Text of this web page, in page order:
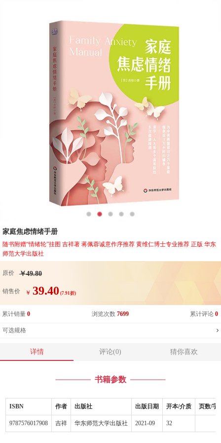
家庭焦虑情绪手册
随书附赠“情绪轮”挂图 吉祥著 蒋佩蓉诚意作序推荐 黄维仁博士专业推荐 正版 华东
师范大学出版社
原价 ￥49.80
销售价 ￥ 39.40 (7.91折)
累计销量 0 浏览次数 7699 累计评论 0
可选规格
详情 评论(0) 猜你喜欢
书籍参数
ISBN 作者 出版社 出版日期 开本/介质 页数/字
9787576017908 吉祥 华东师范大学出版社 2021-09 32